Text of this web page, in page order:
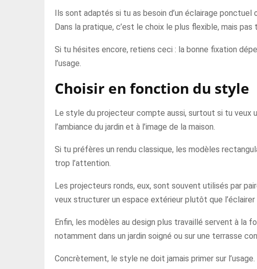
Ils sont adaptés si tu as besoin d’un éclairage
Dans la pratique, c’est le choix le plus flexible, mais
Si tu hésites encore, retiens ceci : la bonne fixation
l’usage.
Choisir en fonction du style
Le style du projecteur compte aussi, surtout si tu veux
l’ambiance du jardin et à l’image de la maison.
Si tu préfères un rendu classique, les modèles
trop l’attention.
Les projecteurs ronds, eux, sont souvent utilisés par
veux structurer un espace extérieur plutôt que l’éclairer
Enfin, les modèles au design plus travaillé servent à
notamment dans un jardin soigné ou sur une terrasse
Concrètement, le style ne doit jamais primer sur